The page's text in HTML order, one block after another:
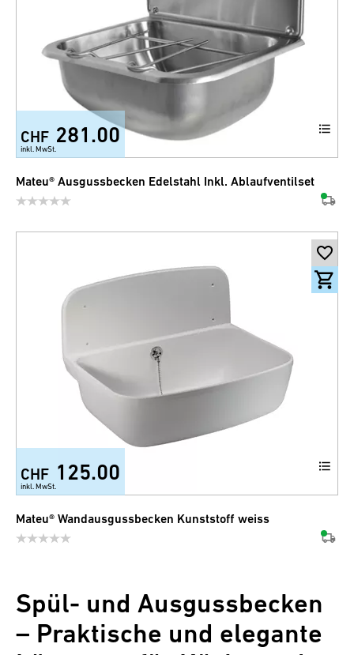
CHF 281.00
inkl. MwSt.
Mateu® Ausgussbecken Edelstahl Inkl. Ablaufventilset
CHF 125.00
inkl. MwSt.
Mateu® Wandausgussbecken Kunststoff weiss
Spül- und Ausgussbecken
– Praktische und elegante